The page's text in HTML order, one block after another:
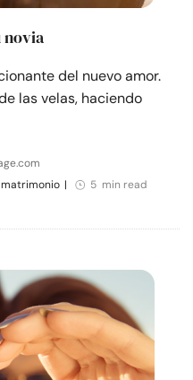
novia
del nuevo amor.
las velas, haciendo
| 5 min read